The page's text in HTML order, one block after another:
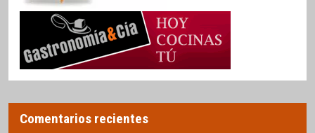
Comentarios recientes